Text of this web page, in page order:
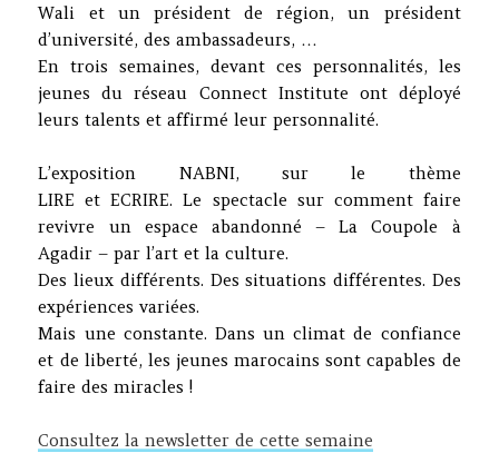
Wali et un président de région, un président
d’université, des ambassadeurs, …
En trois semaines, devant ces personnalités, les
jeunes du réseau Connect Institute ont déployé
leurs talents et affirmé leur personnalité.
L’exposition NABNI, sur le thème
LIRE et ECRIRE. Le spectacle sur comment faire
revivre un espace abandonné – La Coupole à
Agadir – par l’art et la culture.
Des lieux différents. Des situations différentes. Des
expériences variées.
Mais une constante. Dans un climat de confiance
et de liberté, les jeunes marocains sont capables de
faire des miracles !
Consultez la newsletter de cette semaine